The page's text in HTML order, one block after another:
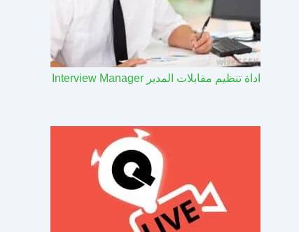
اداة تنظيم مقابلات المدير Interview Manager